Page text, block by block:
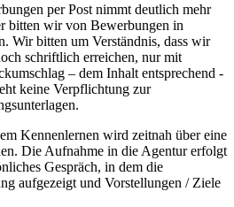
per Post nimmt deutlich mehr
bitten wir von Bewerbungen in
Wir bitten um Verständnis, dass wir
schriftlich erreichen, nur mit
– dem Inhalt entsprechend -
keine Verpflichtung zur
Kennenlernen wird zeitnah über eine
Die Aufnahme in die Agentur erfolgt
Gespräch, in dem die
aufgezeigt und Vorstellungen / Ziele